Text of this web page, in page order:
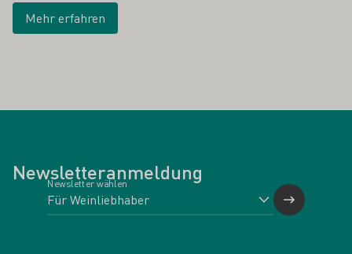
Mehr erfahren
Newsletteranmeldung
Newsletter wählen